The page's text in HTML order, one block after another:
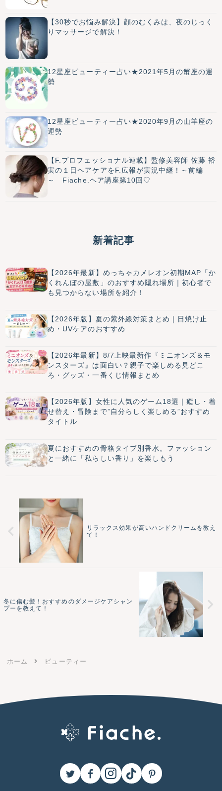
【30秒でお悩み解決】顔のむくみは、夜のじっく
りマッサージで解決！
12星座ビューティー占い★2021年5月の蟹座の運
勢
12星座ビューティー占い★2020年9月の山羊座の
運勢
【F.プロフェッショナル連載】監修美容師 佐藤 裕
実の１日ヘアケアをF.広報が実況中継！～前編
～ Fiache.ヘア講座第10回♡
新着記事
【2026年最新】めっちゃカメレオン初期MAP「か
くれんぼの屋敷」のおすすめ隠れ場所｜初心者で
も見つからない場所を紹介！
【2026年版】夏の紫外線対策まとめ｜日焼け止
め・UVケアのおすすめ
【2026年最新】8/7上映最新作『ミニオンズ＆モ
ンスターズ』は面白い？親子で楽しめる見どこ
ろ・グッズ・一番くじ情報まとめ
【2026年版】女性に人気のゲーム18選｜癒し・着
せ替え・冒険まで”自分らしく楽しめる”おすすめ
タイトル
夏におすすめの骨格タイプ別香水。ファッション
と一緒に「私らしい香り」を楽しもう
リラックス効果が高いハンドクリームを教え
て！
冬に傷む髪！おすすめのダメージケアシャン
プーを教えて！
ホーム ビューティー